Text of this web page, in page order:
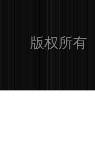
版权所有